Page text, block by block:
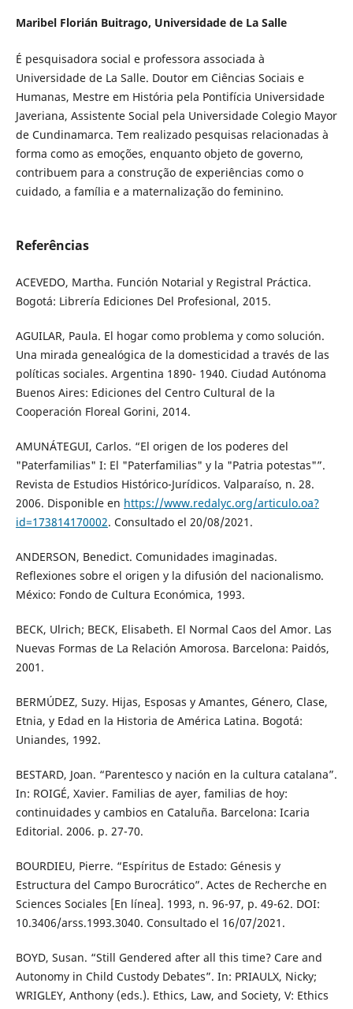
Maribel Florián Buitrago, Universidade de La Salle
É pesquisadora social e professora associada à
Universidade de La Salle. Doutor em Ciências Sociais e
Humanas, Mestre em História pela Pontifícia Universidade
Javeriana, Assistente Social pela Universidade Colegio Mayor
de Cundinamarca. Tem realizado pesquisas relacionadas à
forma como as emoções, enquanto objeto de governo,
contribuem para a construção de experiências como o
cuidado, a família e a maternalização do feminino.
Referências
ACEVEDO, Martha. Función Notarial y Registral Práctica.
Bogotá: Librería Ediciones Del Profesional, 2015.
AGUILAR, Paula. El hogar como problema y como solución.
Una mirada genealógica de la domesticidad a través de las
políticas sociales. Argentina 1890- 1940. Ciudad Autónoma
Buenos Aires: Ediciones del Centro Cultural de la
Cooperación Floreal Gorini, 2014.
AMUNÁTEGUI, Carlos. “El origen de los poderes del
"Paterfamilias" I: El "Paterfamilias" y la "Patria potestas"”.
Revista de Estudios Histórico-Jurídicos. Valparaíso, n. 28.
2006. Disponible en https://www.redalyc.org/articulo.oa?
id=173814170002. Consultado el 20/08/2021.
ANDERSON, Benedict. Comunidades imaginadas.
Reflexiones sobre el origen y la difusión del nacionalismo.
México: Fondo de Cultura Económica, 1993.
BECK, Ulrich; BECK, Elisabeth. El Normal Caos del Amor. Las
Nuevas Formas de La Relación Amorosa. Barcelona: Paidós,
2001.
BERMÚDEZ, Suzy. Hijas, Esposas y Amantes, Género, Clase,
Etnia, y Edad en la Historia de América Latina. Bogotá:
Uniandes, 1992.
BESTARD, Joan. “Parentesco y nación en la cultura catalana”.
In: ROIGÉ, Xavier. Familias de ayer, familias de hoy:
continuidades y cambios en Cataluña. Barcelona: Icaria
Editorial. 2006. p. 27-70.
BOURDIEU, Pierre. “Espíritus de Estado: Génesis y
Estructura del Campo Burocrático”. Actes de Recherche en
Sciences Sociales [En línea]. 1993, n. 96-97, p. 49-62. DOI:
10.3406/arss.1993.3040. Consultado el 16/07/2021.
BOYD, Susan. “Still Gendered after all this time? Care and
Autonomy in Child Custody Debates”. In: PRIAULX, Nicky;
WRIGLEY, Anthony (eds.). Ethics, Law, and Society, V: Ethics